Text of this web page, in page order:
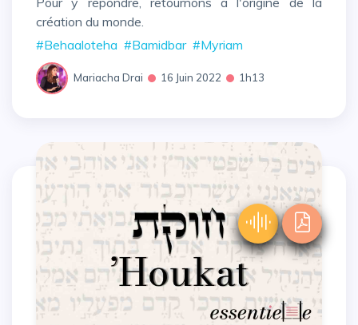
création du monde.
#Behaaloteha #Bamidbar #Myriam
Mariacha Drai 16 Juin 2022 1h13